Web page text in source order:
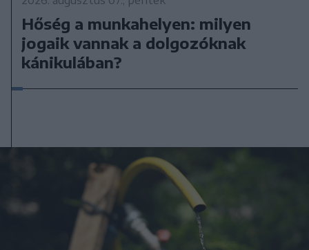
Hőség a munkahelyen: milyen
jogaik vannak a dolgozóknak
kánikulában?